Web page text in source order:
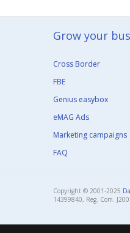
Grow your
Cross Border
FBE
Genius easybox
eMAG Ads
Marketing campaigns
FAQ
Copyright © 2001-2025
14399840, Reg. Com.